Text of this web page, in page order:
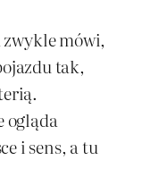
zwykle mówi,
tak,
ogląda
i sens, a tu